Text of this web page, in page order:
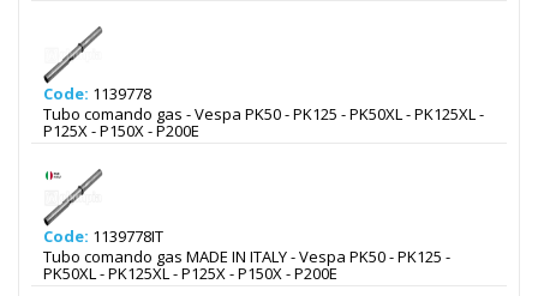
Code: 1139778
Tubo comando gas - Vespa PK50 - PK125 - PK50XL - PK125XL -
P125X - P150X - P200E
Code: 1139778IT
Tubo comando gas MADE IN ITALY - Vespa PK50 - PK125 -
PK50XL - PK125XL - P125X - P150X - P200E